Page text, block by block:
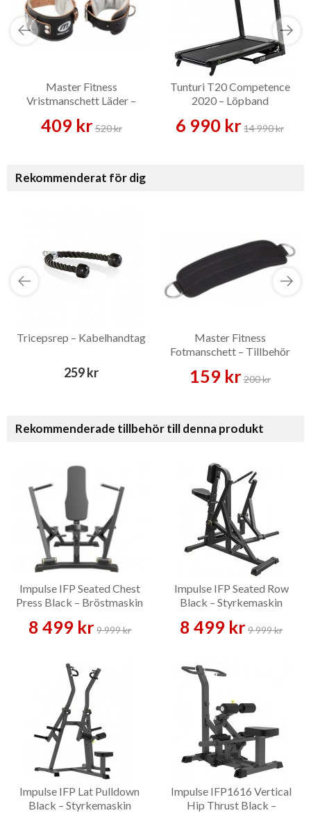
Master Fitness
Vristmanschett Läder –
409 kr520 kr
Tunturi T20 Competence
2020 – Löpband
6 990 kr14 990 kr
Rekommenderat för dig
Tricepsrep – Kabelhandtag
259 kr
Master Fitness
Fotmanschett – Tillbehör
159 kr200 kr
Rekommenderade tillbehör till denna produkt
Impulse IFP Seated Chest
Press Black – Bröstmaskin
8 499 kr9 999 kr
Impulse IFP Seated Row
Black – Styrkemaskin
8 499 kr9 999 kr
Impulse IFP Lat Pulldown
Black – Styrkemaskin
Impulse IFP1616 Vertical
Hip Thrust Black –